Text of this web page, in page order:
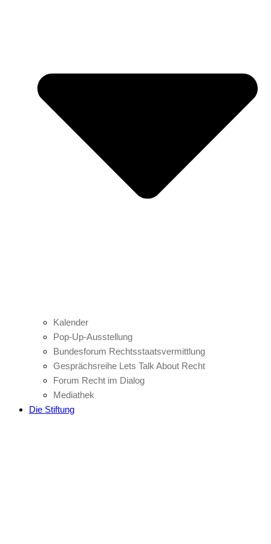
Kalender
Pop-Up-Ausstellung
Bundesforum Rechtsstaatsvermittlung
Gesprächsreihe Lets Talk About Recht
Forum Recht im Dialog
Mediathek
Die Stiftung